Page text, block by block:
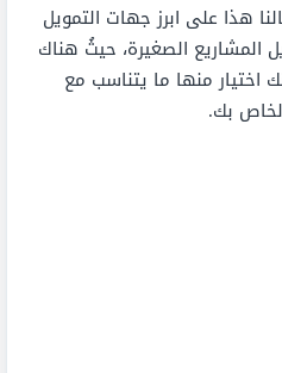
هذا على ابرز جهات التمويل
المشاريع الصغيرة، حيثُ هناك
اختيار منها ما يتناسب مع
بك.